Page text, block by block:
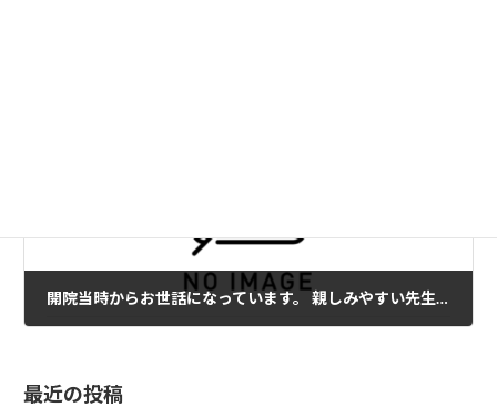
開院当時からお世話になっています。 親しみやすい先生方で、とても気に入っている場所です(^_^)b 仙台市泉区 上谷刈からお越しの H.O 様（60代 女性）
最近の投稿